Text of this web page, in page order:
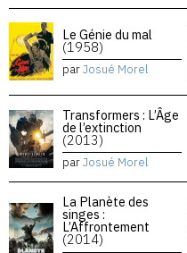
Le Génie du mal
(1958)
parJosué Morel
Transformers : L’Âge
de l’extinction
(2013)
parJosué Morel
La Planète des
singes :
L’Affrontement
(2014)